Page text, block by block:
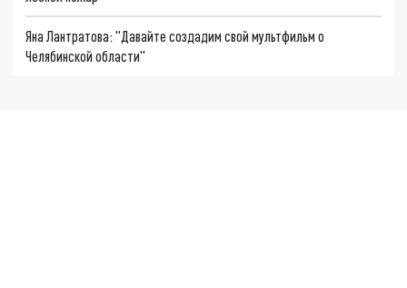
Яна Лантратова: "Давайте создадим свой мультфильм о
Челябинской области"